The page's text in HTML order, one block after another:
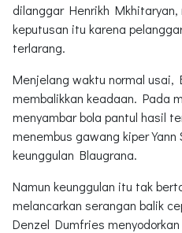
dilanggar Henrikh Mkhitaryan,
keputusan itu karena
terlarang.
Menjelang waktu normal usai,
membalikkan keadaan. Pada
menyambar bola pantul hasil
menembus gawang kiper Yann
keunggulan Blaugrana.
Namun keunggulan itu tak
melancarkan serangan balik
Denzel Dumfries